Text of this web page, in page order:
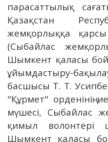
парасаттылық
Қазақстан
жемқорлыққа қарсы
(Сыбайлас
Шымкент қаласы
ұйымдастыру-
басшысы Т. Т.
"Құрмет" орденінің
мүшесі, Сыбайлас
қимыл
Шымкент қаласы